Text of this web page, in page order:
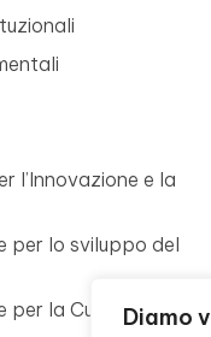
Diamo
l’Innovazione e la
per lo sviluppo del
per la Cultura